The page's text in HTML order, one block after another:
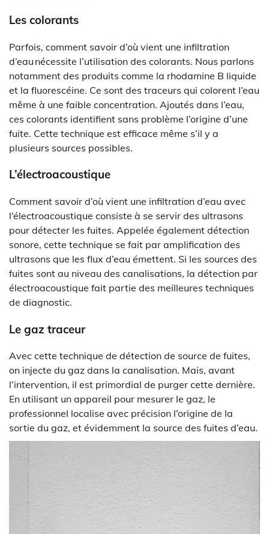
Les colorants
Parfois, comment savoir d’où vient une infiltration
d’eau nécessite l’utilisation des colorants. Nous parlons
notamment des produits comme la rhodamine B liquide
et la fluorescéine. Ce sont des traceurs qui colorent l’eau
même à une faible concentration. Ajoutés dans l’eau,
ces colorants identifient sans problème l’origine d’une
fuite. Cette technique est efficace même s’il y a
plusieurs sources possibles.
L’électroacoustique
Comment savoir d’où vient une infiltration d’eau avec
l’électroacoustique consiste à se servir des ultrasons
pour détecter les fuites. Appelée également détection
sonore, cette technique se fait par amplification des
ultrasons que les flux d’eau émettent. Si les sources des
fuites sont au niveau des canalisations, la détection par
électroacoustique fait partie des meilleures techniques
de diagnostic.
Le gaz traceur
Avec cette technique de détection de source de fuites,
on injecte du gaz dans la canalisation. Mais, avant
l’intervention, il est primordial de purger cette dernière.
En utilisant un appareil pour mesurer le gaz, le
professionnel localise avec précision l’origine de la
sortie du gaz, et évidemment la source des fuites d’eau.